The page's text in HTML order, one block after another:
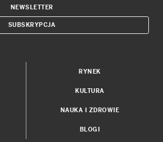
NEWSLETTER
SUBSKRYPCJA
RYNEK
KULTURA
NAUKA I ZDROWIE
BLOGI